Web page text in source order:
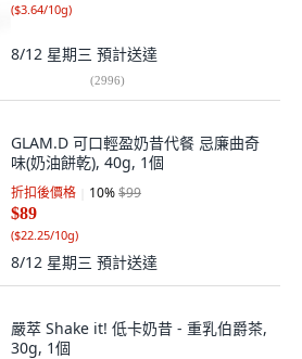
($3.64/10g)
8/12 星期三 預計送達
(2996)
GLAM.D 可口輕盈奶昔代餐 忌廉曲奇
味(奶油餅乾), 40g, 1個
折扣後價格 10%$99
$89
($22.25/10g)
8/12 星期三 預計送達
嚴萃 Shake it! 低卡奶昔 - 重乳伯爵茶,
30g, 1個